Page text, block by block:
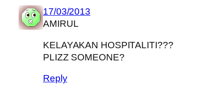
17/03/2013
AMIRUL
KELAYAKAN HOSPITALITI???
PLIZZ SOMEONE?
Reply